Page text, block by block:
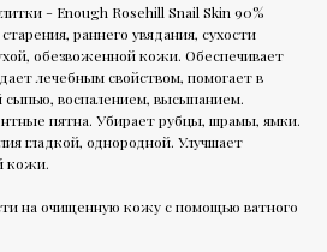
- Enough Rosehill Snail Skin 90%
раннего увядания, сухости
обезвоженной кожи. Обеспечивает
лечебным свойством, помогает в
воспалением, высыпанием.
пятна. Убирает рубцы, шрамы, ямки.
гладкой, однородной. Улучшает
кожи.
на очищенную кожу с помощью ватного